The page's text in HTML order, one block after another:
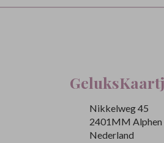
Nikkelweg 45
2401MM Alphen
Nederland